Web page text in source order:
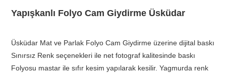
Yapışkanlı Folyo Cam Giydirme Üsküdar
Üsküdar Mat ve Parlak Folyo Cam Giydirme üzerine dijital baskı
Sınırsız Renk seçenekleri ile net fotograf kalitesinde baskı
Folyosu mastar ile sıfır kesim yapılarak kesilir. Yagmurda renk